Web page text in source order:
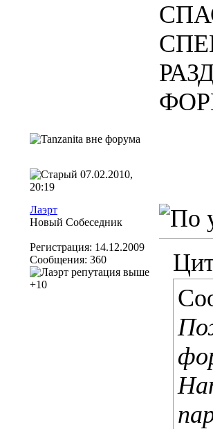
07.02.2010,
20:19
Лаэрт
Новый Собеседник
Регистрация: 14.12.2009
Сообщения: 360